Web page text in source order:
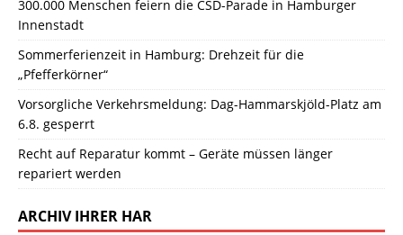
300.000 Menschen feiern die CSD-Parade in Hamburger
Innenstadt
Sommerferienzeit in Hamburg: Drehzeit für die
„Pfefferkörner“
Vorsorgliche Verkehrsmeldung: Dag-Hammarskjöld-Platz am
6.8. gesperrt
Recht auf Reparatur kommt – Geräte müssen länger
repariert werden
ARCHIV IHRER HAR